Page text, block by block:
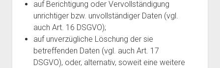
auf Berichtigung oder Vervollständigung
unrichtiger bzw. unvollständiger Daten (vgl.
auch Art. 16 DSGVO);
auf unverzügliche Löschung der sie
betreffenden Daten (vgl. auch Art. 17
DSGVO), oder, alternativ, soweit eine weitere